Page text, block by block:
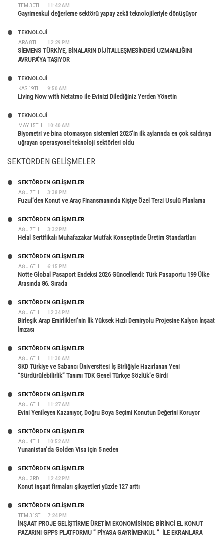
TEM 30TH 11:42 AM
Gayrimenkul değerleme sektörü yapay zekâ teknolojileriyle dönüşüyor
ARA 8TH 12:29 PM
TEKNOLOJİ
SİEMENS TÜRKİYE, BİNALARIN DİJİTALLEŞMESİNDEKİ UZMANLIĞINI
AVRUPA’YA TAŞIYOR
KAS 19TH 9:50 AM
TEKNOLOJİ
Living Now with Netatmo ile Evinizi Dilediğiniz Yerden Yönetin
MAY 15TH 10:40 AM
TEKNOLOJİ
Biyometri ve bina otomasyon sistemleri 2025’in ilk aylarında en çok saldırıya
uğrayan operasyonel teknoloji sektörleri oldu
SEKTÖRDEN GELIŞMELER
AĞU 7TH 3:38 PM
SEKTÖRDEN GELIŞMELER
Fuzul’den Konut ve Araç Finansmanında Kişiye Özel Terzi Usulü Planlama
AĞU 7TH 3:32 PM
SEKTÖRDEN GELIŞMELER
Helal Sertifikalı Muhafazakar Mutfak Konseptinde Üretim Standartları
AĞU 6TH 6:15 PM
SEKTÖRDEN GELIŞMELER
Notte Global Pasaport Endeksi 2026 Güncellendi: Türk Pasaportu 199 Ülke
Arasında 86. Sırada
AĞU 6TH 12:34 PM
SEKTÖRDEN GELIŞMELER
Birleşik Arap Emirlikleri’nin İlk Yüksek Hızlı Demiryolu Projesine Kalyon İnşaat
İmzası
AĞU 6TH 11:30 AM
SEKTÖRDEN GELIŞMELER
SKD Türkiye ve Sabancı Üniversitesi İş Birliğiyle Hazırlanan Yeni
“Sürdürülebilirlik” Tanımı TDK Genel Türkçe Sözlük’e Girdi
AĞU 6TH 11:27 AM
SEKTÖRDEN GELIŞMELER
Evini Yenileyen Kazanıyor, Doğru Boya Seçimi Konutun Değerini Koruyor
AĞU 4TH 10:52 AM
SEKTÖRDEN GELIŞMELER
Yunanistan’da Golden Visa için 5 neden
AĞU 3RD 12:42 PM
SEKTÖRDEN GELIŞMELER
Konut inşaat firmaları şikayetleri yüzde 127 arttı
TEM 31ST 7:24 PM
SEKTÖRDEN GELIŞMELER
İNŞAAT PROJE GELİŞTİRME ÜRETİM EKONOMİSİNDE; BİRİNCİ EL KONUT
PAZARINI GPPS PLATFORMU ” PİYASA GAYRİMENKUL ” İLE EKRANLARA